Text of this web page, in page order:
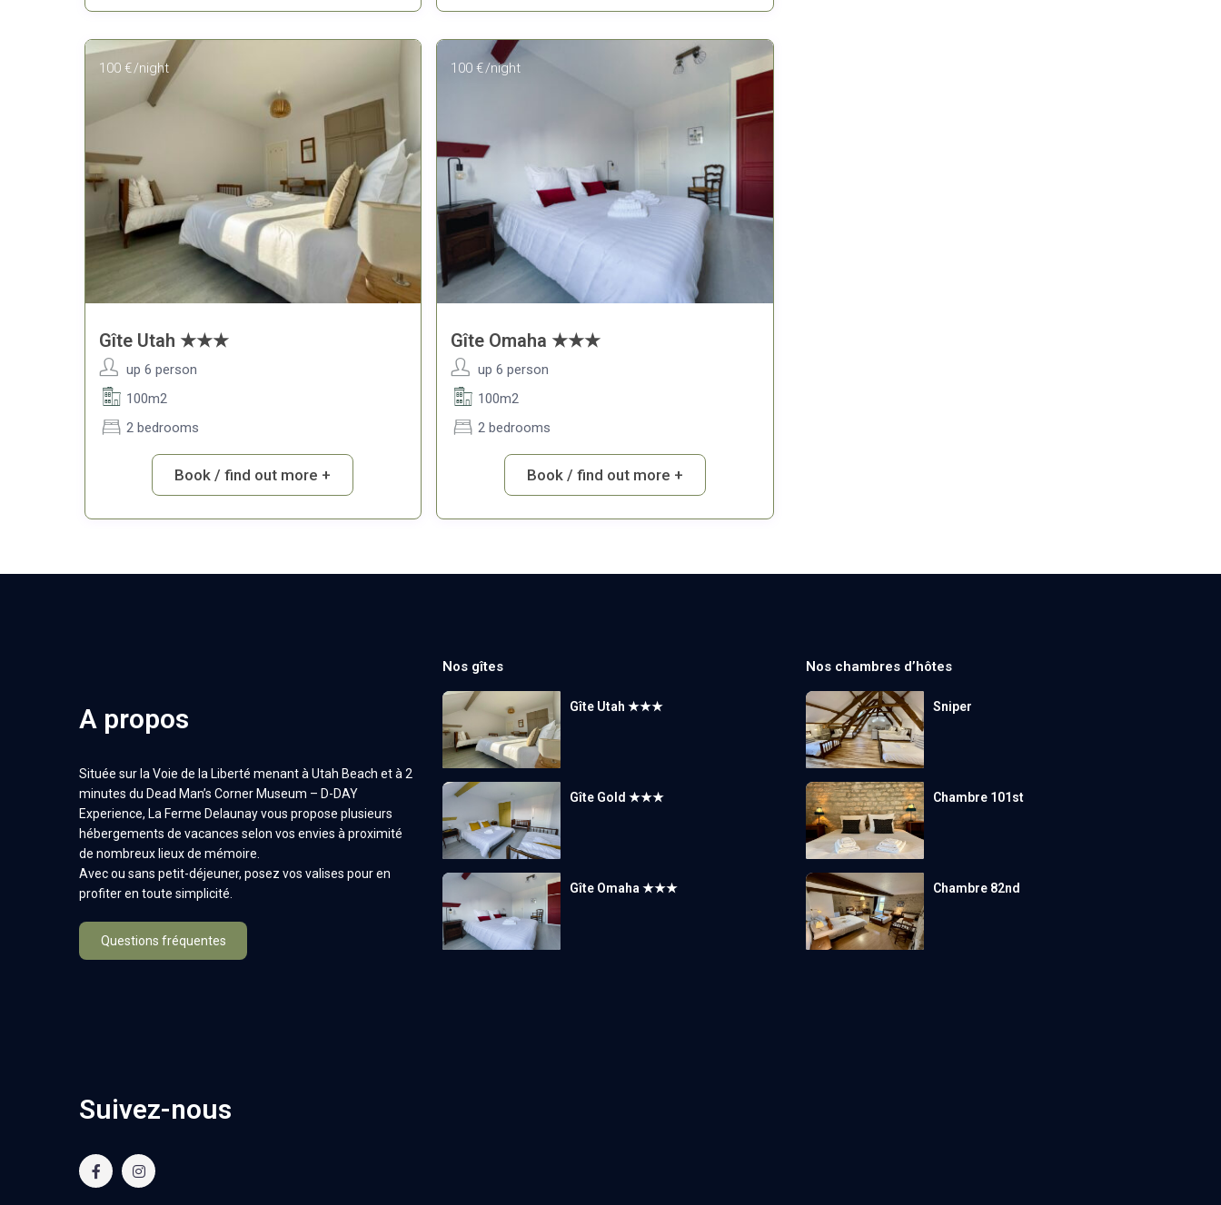
100 €/night
Gîte Utah ★★★
up 6 person
100m2
2 bedrooms
Book / find out more +
100 €/night
Gîte Omaha ★★★
up 6 person
100m2
2 bedrooms
Book / find out more +
A propos
Située sur la Voie de la Liberté menant à Utah Beach et à 2
minutes du Dead Man’s Corner Museum – D-DAY
Experience, La Ferme Delaunay vous propose plusieurs
hébergements de vacances selon vos envies à proximité
de nombreux lieux de mémoire.
Avec ou sans petit-déjeuner, posez vos valises pour en
profiter en toute simplicité.
Questions fréquentes
Suivez-nous
Nos gîtes
Gîte Utah ★★★
Gîte Gold ★★★
Gîte Omaha ★★★
Nos chambres d’hôtes
Sniper
Chambre 101st
Chambre 82nd